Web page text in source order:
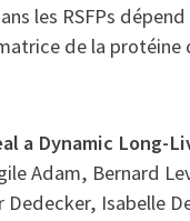
les RSFPs
de la protéine
a Dynamic Long-
Adam, Bernard
Isabelle